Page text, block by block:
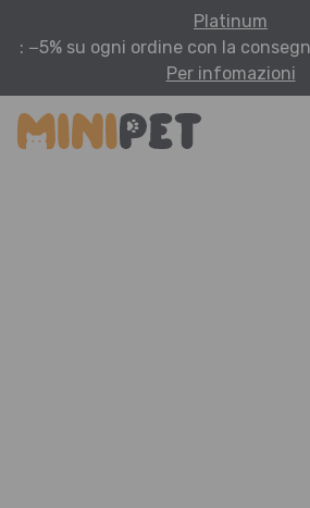
Platinum
: −5% su ogni ordine con la
Per infomazioni